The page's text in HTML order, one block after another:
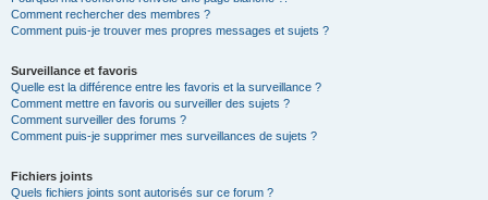
Comment rechercher des membres ?
Comment puis-je trouver mes propres messages et sujets ?
Surveillance et favoris
Quelle est la différence entre les favoris et la surveillance ?
Comment mettre en favoris ou surveiller des sujets ?
Comment surveiller des forums ?
Comment puis-je supprimer mes surveillances de sujets ?
Fichiers joints
Quels fichiers joints sont autorisés sur ce forum ?